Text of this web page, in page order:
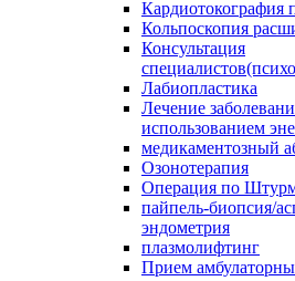
Кардиотокография
Кольпоскопия
Консультация
Лабиопластика
Лечение
использованием
медикаментозный
Озонотерапия
Операция по
пайпель-биопсия/
эндометрия
плазмолифтинг
Прием